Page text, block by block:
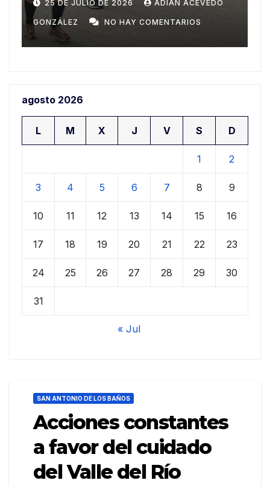
20 DE JULIO DE 2026 ADIAN ACEVEDO
GONZÁLEZ NO HAY COMENTARIOS
agosto 2026
L M X J V S D
1 2
3 4 5 6 7 8 9
10 11 12 13 14 15 16
17 18 19 20 21 22 23
24 25 26 27 28 29 30
31
« Jul
SAN ANTONIO DE LOS BAÑOS
Acciones constantes
a favor del cuidado
del Valle del Río